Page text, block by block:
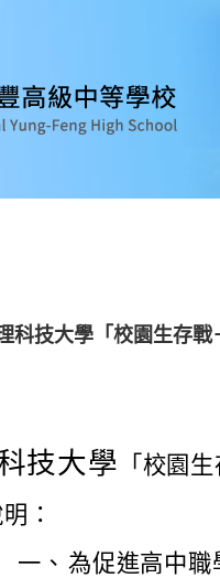
科技大學「校園生存
技大學 「校園
：
一、 為促進高中職